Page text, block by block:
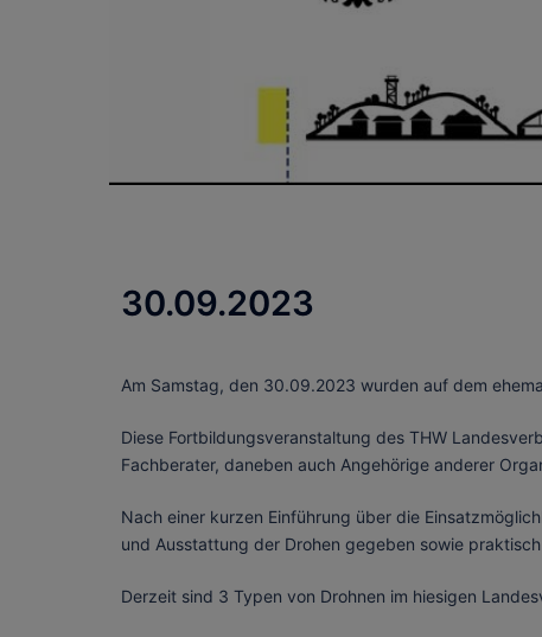
30.09.2023
Am Samstag, den 30.09.2023 wurden auf dem
Diese Fortbildungsveranstaltung des THW
Fachberater, daneben auch Angehörige anderer
Nach einer kurzen Einführung über die
und Ausstattung der Drohen gegeben sowie
Derzeit sind 3 Typen von Drohnen im hiesigen